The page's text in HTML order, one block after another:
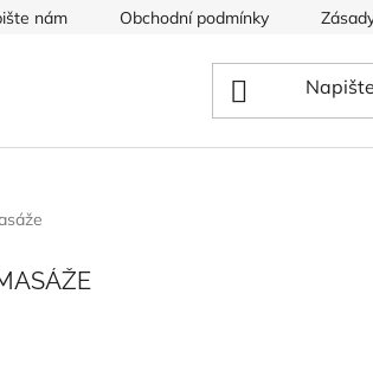
nám Obchodní podmínky